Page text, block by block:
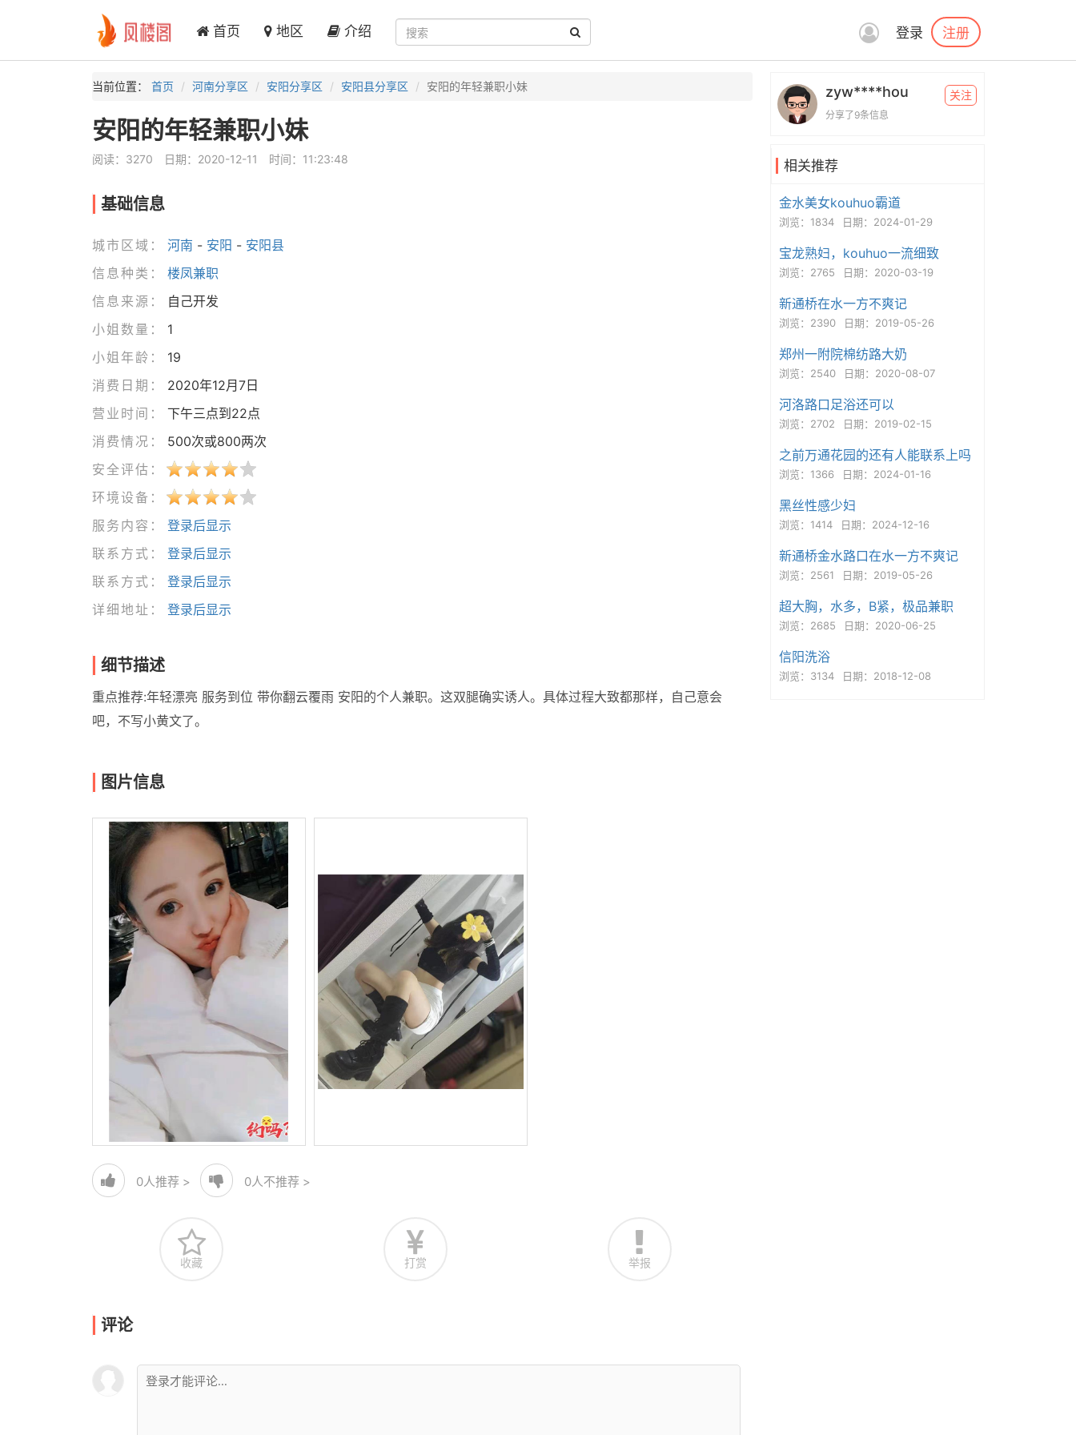
首页 地区 介绍 登录 注册
当前位置： 首页 河南分享区 安阳分享区 安阳县分享区 安阳的年轻兼职小妹
安阳的年轻兼职小妹
阅读：3270 日期：2020-12-11 时间：11:23:48
基础信息
城市区域： 河南 - 安阳 - 安阳县
信息种类：
楼凤兼职
信息来源：
自己开发
小姐数量：
1
小姐年龄：
19
消费日期：
2020年12月7日
营业时间：
下午三点到22点
消费情况：
500次或800两次
安全评估：
环境设备：
服务内容：
登录后显示
联系方式：
登录后显示
联系方式：
登录后显示
详细地址：
登录后显示
细节描述
重点推荐:年轻漂亮 服务到位 带你翻云覆雨 安阳的个人兼职。这双腿确实诱人。具体过程大致都那样，自己意会
吧，不写小黄文了。
图片信息
0人推荐 > 0人不推荐 >
收藏 打赏 举报
评论
zyw****hou
分享了9条信息
关注
相关推荐
金水美女kouhuo霸道
浏览：1834 日期：2024-01-29
宝龙熟妇，kouhuo一流细致
浏览：2765 日期：2020-03-19
新通桥在水一方不爽记
浏览：2390 日期：2019-05-26
郑州一附院棉纺路大奶
浏览：2540 日期：2020-08-07
河洛路口足浴还可以
浏览：2702 日期：2019-02-15
之前万通花园的还有人能联系上吗
浏览：1366 日期：2024-01-16
黑丝性感少妇
浏览：1414 日期：2024-12-16
新通桥金水路口在水一方不爽记
浏览：2561 日期：2019-05-26
超大胸，水多，B紧，极品兼职
浏览：2685 日期：2020-06-25
信阳洗浴
浏览：3134 日期：2018-12-08